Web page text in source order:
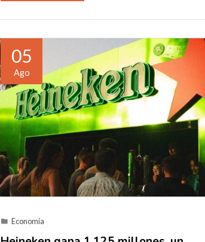
05
Ago
Economía